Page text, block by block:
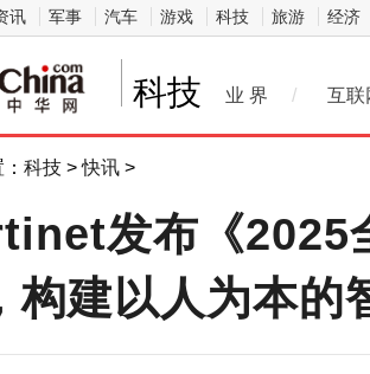
讯 军事 汽车 游戏 科技 旅游 经济
科技 业 界 / 互联
科技 >快讯 >
发布《2025
构建以人为本的